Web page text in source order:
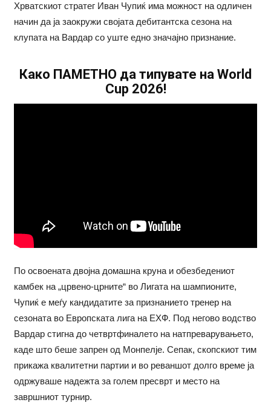
Хрватскиот стратег Иван Чупиќ има можност на одличен
начин да ја заокружи својата дебитантска сезона на
клупата на Вардар со уште едно значајно признание.
Како ПАМЕТНО да типувате на World
Cup 2026!
По освоената двојна домашна круна и обезбедениот
камбек на „црвено-црните“ во Лигата на шампионите,
Чупиќ е меѓу кандидатите за признанието тренер на
сезоната во Европската лига на ЕХФ. Под негово водство
Вардар стигна до четвртфиналето на натпреварувањето,
каде што беше запрен од Монпелје. Сепак, скопскиот тим
прикажа квалитетни партии и во реваншот долго време ја
одржуваше надежта за голем пресврт и место на
завршниот турнир.